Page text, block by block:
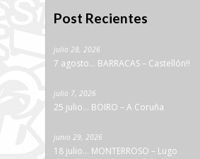
Post Recientes
julio 28, 2026
7 agosto… BARRACAS – Castellón!!
julio 7, 2026
25 julio… BOIRO – A Coruña
junio 29, 2026
18 julio… MONTERROSO – Lugo